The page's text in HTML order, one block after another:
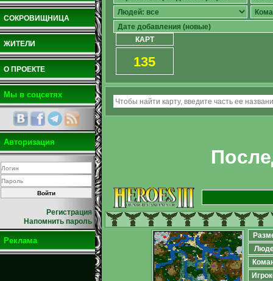
СОКРОВИЩНИЦА
ЖИТЕЛИ
О ПРОЕКТЕ
Мы в соцсетях
Авторизация
Регистрация
Напомнить пароль
Реклама
КАРТ
135